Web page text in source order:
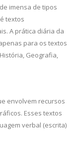
imensa de tipos
textos
A prática diária da
para os textos
Geografia,
envolvem recursos
Esses textos
verbal (escrita)